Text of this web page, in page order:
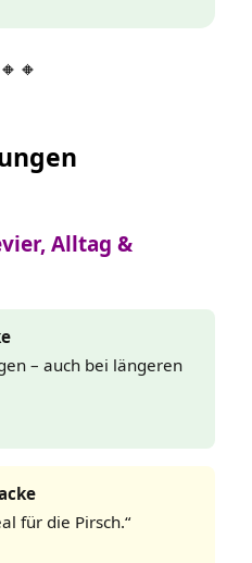
Alltag &
– auch bei längeren
für die Pirsch.“